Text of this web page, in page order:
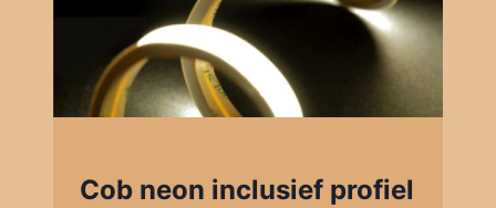
Cob neon inclusief profiel